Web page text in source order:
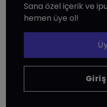
Sana özel içerik ve
hemen üye ol!